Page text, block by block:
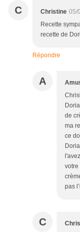
C Christine 05/
Recette
recette de
Répondre
A
de
ma
ce
votre
pas
C